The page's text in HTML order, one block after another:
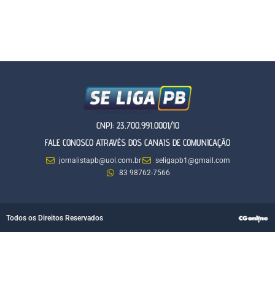
CNPJ: 23.700.991.0001/10
FALE CONOSCO ATRAVÉS DOS CANAIS DE COMUNICAÇÃO
jornalistapb@uol.com.br
seligapb1@gmail.com
83 98762-7566
Todos os Direitos Reservados